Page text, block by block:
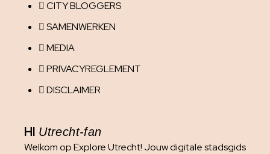
CITY BLOGGERS
SAMENWERKEN
MEDIA
PRIVACYREGLEMENT
DISCLAIMER
HI Utrecht-fan
Welkom op Explore Utrecht! Jouw digitale stadsgids